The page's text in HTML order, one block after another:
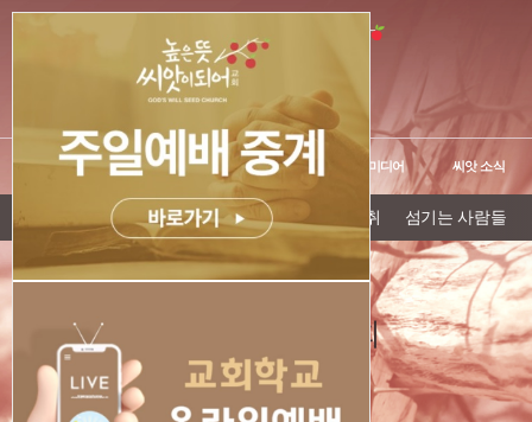
교회소개 예배안내 선교 및 이웃사랑 씨앗 미디어 씨앗 소식
담임목사 인사말 높은뜻 정신 씨앗교회 발자취 섬기는 사람들
하나님이 주인되시는 교회
GOD’S WILL SEED CHURCH